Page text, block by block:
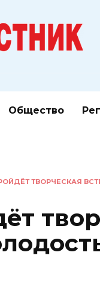
Общество
ТВОРЧЕСКАЯ